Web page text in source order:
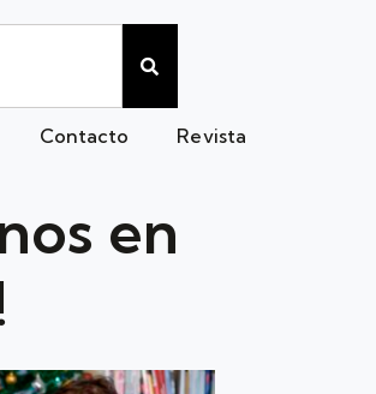
Contacto Revista
en